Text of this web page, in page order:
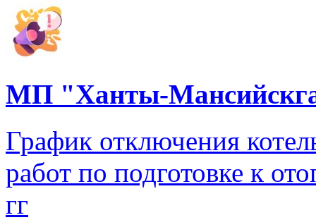
МП "Ханты-
График отключения
работ по подготовке к
гг